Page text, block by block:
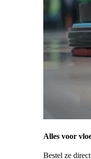
Alles voor
Bestel ze